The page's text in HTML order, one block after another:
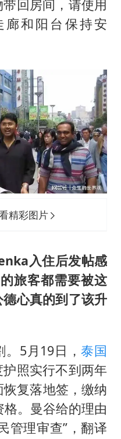
回房间，请使用
和阳台保持安
精彩图片
入住后发帖感
旅客都需要被这
心真的到了该升
。5月19日，泰国
照实行不到两年
复落地签，缴纳
。曼谷给的理由
理审查”，翻译